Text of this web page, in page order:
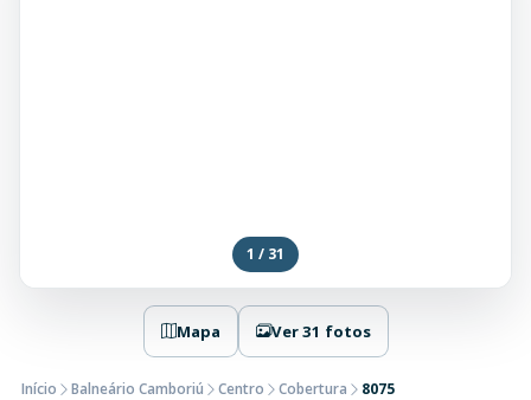
1 / 31
Mapa Ver 31 fotos
Início Balneário Camboriú Centro Cobertura 8075